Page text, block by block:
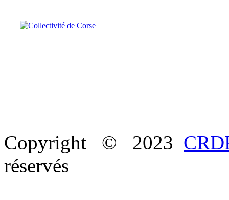
Copyright © 2023
réservés